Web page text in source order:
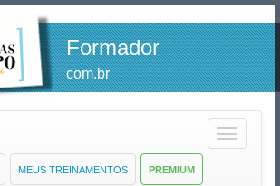
Formador
com.br
Toggle
PREMIUM
MEUS TREINAMENTOS